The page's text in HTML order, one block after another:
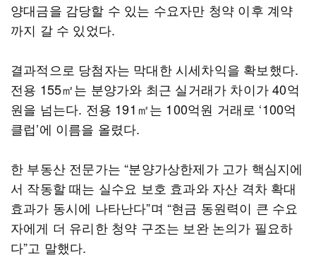
양대금을 감당할 수 있는 수요자만 청약 이후 계약
까지 갈 수 있었다.
결과적으로 당첨자는 막대한 시세차익을 확보했다.
전용 155㎡는 분양가와 최근 실거래가 차이가 40억
원을 넘는다. 전용 191㎡는 100억원 거래로 ‘100억
클럽’에 이름을 올렸다.
한 부동산 전문가는 “분양가상한제가 고가 핵심지에
서 작동할 때는 실수요 보호 효과와 자산 격차 확대
효과가 동시에 나타난다”며 “현금 동원력이 큰 수요
자에게 더 유리한 청약 구조는 보완 논의가 필요하
다”고 말했다.